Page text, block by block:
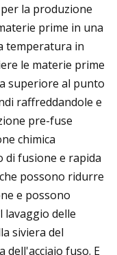
la produzione
prime in una
temperatura in
le materie prime
superiore al punto
raffreddandole e
pre-fuse
chimica
di fusione e rapida
possono ridurre
e possono
delle
siviera del
fuso. E